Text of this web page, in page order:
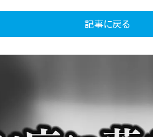
記事に戻る